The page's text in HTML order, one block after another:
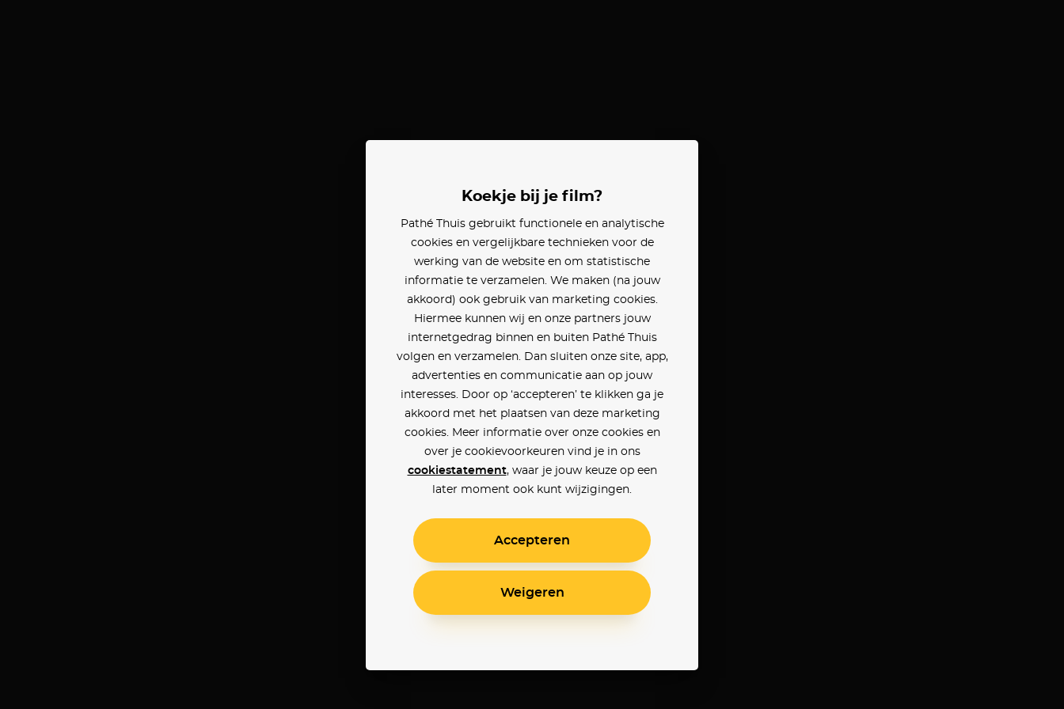
Koekje bij je film?
Pathé Thuis gebruikt functionele en analytische
cookies en vergelijkbare technieken voor de
werking van de website en om statistische
informatie te verzamelen. We maken (na jouw
akkoord) ook gebruik van marketing cookies.
Hiermee kunnen wij en onze partners jouw
internetgedrag binnen en buiten Pathé Thuis
volgen en verzamelen. Dan sluiten onze site, app,
advertenties en communicatie aan op jouw
interesses. Door op ‘accepteren’ te klikken ga je
akkoord met het plaatsen van deze marketing
cookies. Meer informatie over onze cookies en
over je cookievoorkeuren vind je in ons
cookiestatement, waar je jouw keuze op een
later moment ook kunt wijzigingen.
Accepteren
Weigeren